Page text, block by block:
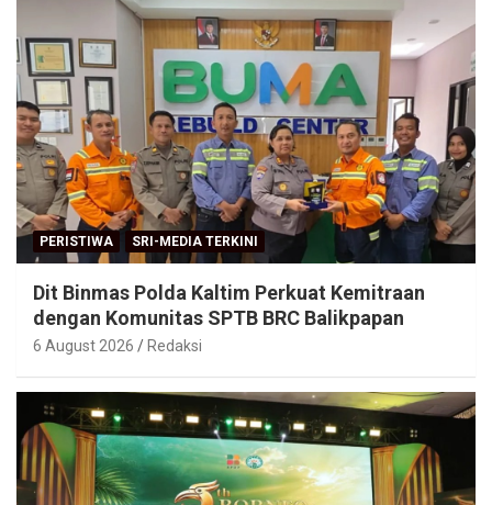
PERISTIWA SRI-MEDIA TERKINI
Dit Binmas Polda Kaltim Perkuat Kemitraan
dengan Komunitas SPTB BRC Balikpapan
6 August 2026 Redaksi